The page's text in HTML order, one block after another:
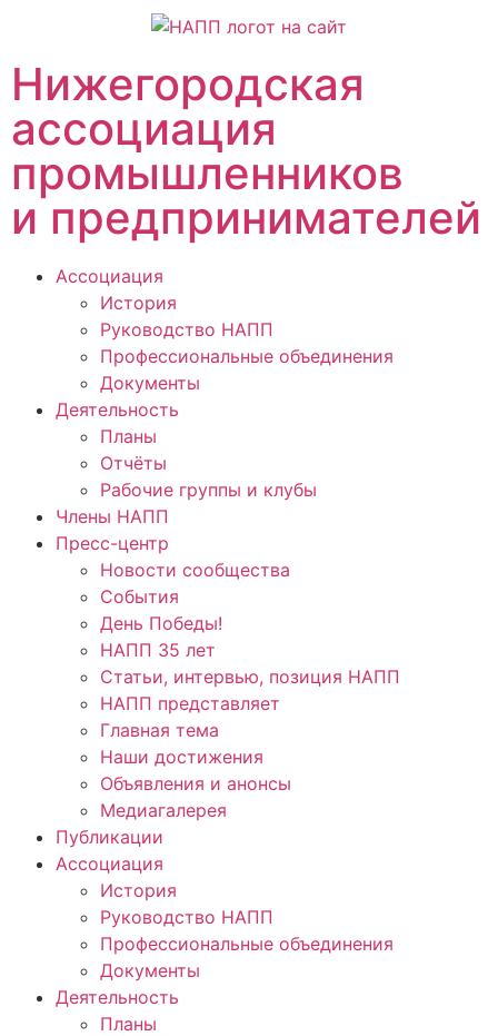
Нижегородская
ассоциация
промышленников
и предпринимателей
Ассоциация
История
Руководство НАПП
Профессиональные объединения
Документы
Деятельность
Планы
Отчёты
Рабочие группы и клубы
Члены НАПП
Пресс-центр
Новости сообщества
События
День Победы!
НАПП 35 лет
Статьи, интервью, позиция НАПП
НАПП представляет
Главная тема
Наши достижения
Объявления и анонсы
Медиагалерея
Публикации
Ассоциация
История
Руководство НАПП
Профессиональные объединения
Документы
Деятельность
Планы